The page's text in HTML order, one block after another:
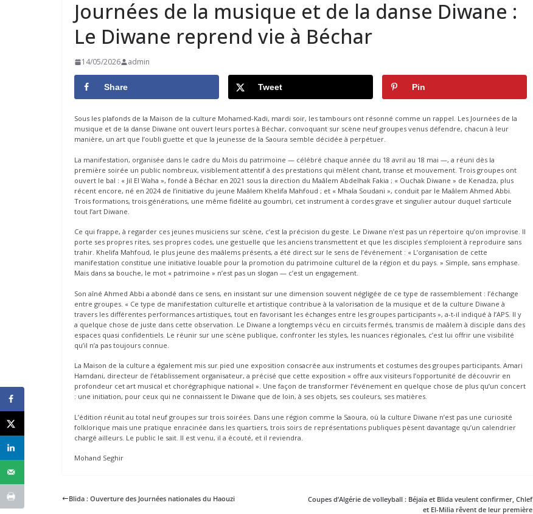
Journées de la musique et de la danse Diwane :
Le Diwane reprend vie à Béchar
14/05/2026 admin
Share Tweet Pin
Sous les plafonds de la Maison de la culture Mohamed-Kadi, mardi soir, les tambours ont résonné comme un rappel. Les Journées de la
musique et de la danse Diwane ont ouvert leurs portes à Béchar, convoquant sur scène neuf groupes venus défendre, chacun à leur
manière, un art que l’oubli guette et que la jeunesse de la Saoura semble décidée à perpétuer.
La manifestation, organisée dans le cadre du Mois du patrimoine — célébré chaque année du 18 avril au 18 mai —, a réuni dès la
première soirée un public nombreux, visiblement attentif à des prestations qui mêlent chant, transe et mouvement. Trois groupes ont
ouvert le bal : « Jil El Waha », fondé à Béchar en 2021 sous la direction du Maâlem Abdelhak Fakia ; « Ouchak Diwane » de Kenadza, plus
récent encore, né en 2024 de l’initiative du jeune Maâlem Khelifa Mahfoud ; et « Mhala Soudani », conduit par le Maâlem Ahmed Abbi.
Trois formations, trois générations, une même fidélité au goumbri, cet instrument à cordes grave et singulier autour duquel s’articule
tout l’art Diwane.
Ce qui frappe, à regarder ces jeunes musiciens sur scène, c’est la précision du geste. Le Diwane n’est pas un répertoire qu’on improvise. Il
porte ses propres rites, ses propres codes, une gestuelle que les anciens transmettent et que les disciples s’emploient à reproduire sans
trahir. Khelifa Mahfoud, le plus jeune des maâlems présents, a été direct sur le sens de l’événement : « L’organisation de cette
manifestation constitue une initiative louable pour la promotion du patrimoine culturel de la région et du pays. » Simple, sans emphase.
Mais dans sa bouche, le mot « patrimoine » n’est pas un slogan — c’est un engagement.
Son aîné Ahmed Abbi a abondé dans ce sens, en insistant sur une dimension souvent négligée de ce type de rassemblement : l’échange
entre groupes. « Ce type de manifestation culturelle et artistique contribue à la valorisation de la musique et de la culture Diwane à
travers les différentes performances artistiques, tout en favorisant les échanges entre les groupes participants », a-t-il indiqué à l’APS. Il y
a quelque chose de juste dans cette observation. Le Diwane a longtemps vécu en circuits fermés, transmis de maâlem à disciple dans des
espaces quasi confidentiels. Le réunir sur une scène publique, confronter les styles, les nuances régionales, c’est lui offrir une visibilité
qu’il n’a pas toujours connue.
La Maison de la culture a également mis sur pied une exposition consacrée aux instruments et costumes des groupes participants. Amari
Hamdani, directeur de l’établissement organisateur, a précisé que cette exposition « offre aux visiteurs l’opportunité de découvrir en
profondeur cet art musical et chorégraphique national ». Une façon de transformer l’événement en quelque chose de plus qu’un concert
: une initiation, pour ceux qui ne connaissent le Diwane que de loin, à ses objets, ses couleurs, ses matières.
L’édition réunit au total neuf groupes sur trois soirées. Dans une région comme la Saoura, où la culture Diwane n’est pas une curiosité
folklorique mais une pratique enracinée dans les quartiers, trois soirs de représentations publiques pèsent davantage qu’un calendrier
chargé ailleurs. Le public le sait. Il est venu, il a écouté, et il reviendra.
Mohand Seghir
Blida : Ouverture des Journées nationales du Haouzi
Coupes d’Algérie de volleyball : Béjaïa et Blida veulent confirmer, Chlef
et El-Milia rêvent de leur première